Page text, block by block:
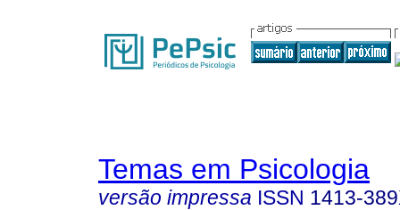
Temas em Psicologia
versão impressa ISSN 1413-